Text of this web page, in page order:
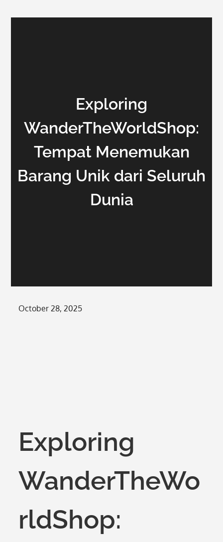
Exploring
WanderTheWorldShop:
Tempat Menemukan
Barang Unik dari Seluruh
Dunia
Posted
October 28, 2025
Exploring
WanderTheWo
rldShop: